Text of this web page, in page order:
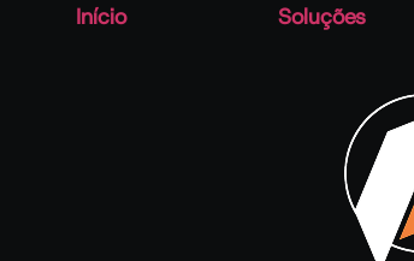
Início Soluções